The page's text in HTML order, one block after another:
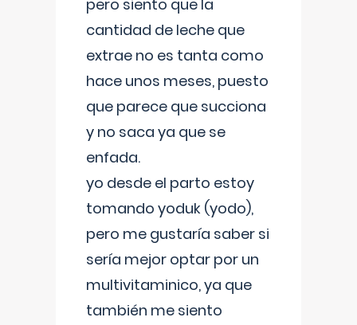
pero siento que la
cantidad de leche que
extrae no es tanta como
hace unos meses, puesto
que parece que succiona
y no saca ya que se
enfada.
yo desde el parto estoy
tomando yoduk (yodo),
pero me gustaría saber si
sería mejor optar por un
multivitaminico, ya que
también me siento